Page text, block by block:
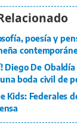
poesía y
Diego De
boda civil de
Kids: Federales